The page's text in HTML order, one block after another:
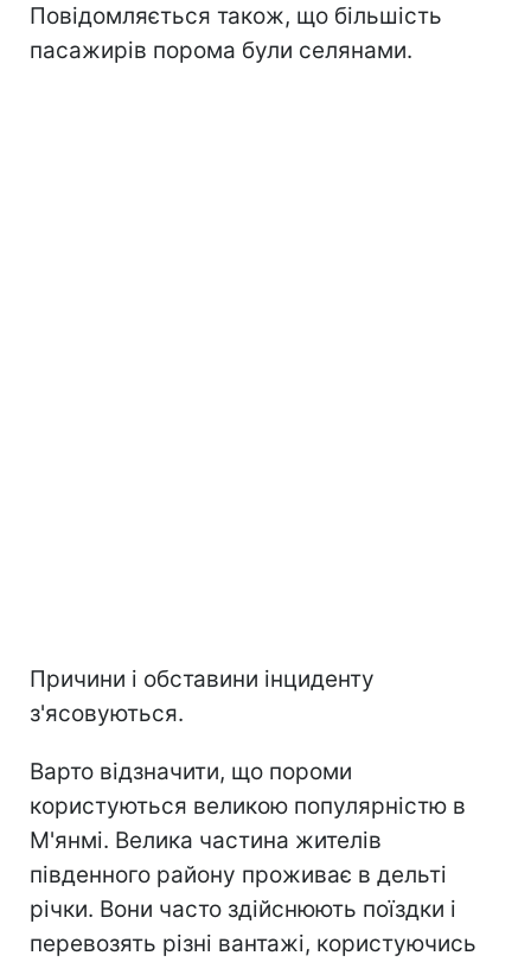
Повідомляється також, що більшість
пасажирів порома були селянами.
Причини і обставини інциденту
з'ясовуються.
Варто відзначити, що пороми
користуються великою популярністю в
М'янмі. Велика частина жителів
південного району проживає в дельті
річки. Вони часто здійснюють поїздки і
перевозять різні вантажі, користуючись